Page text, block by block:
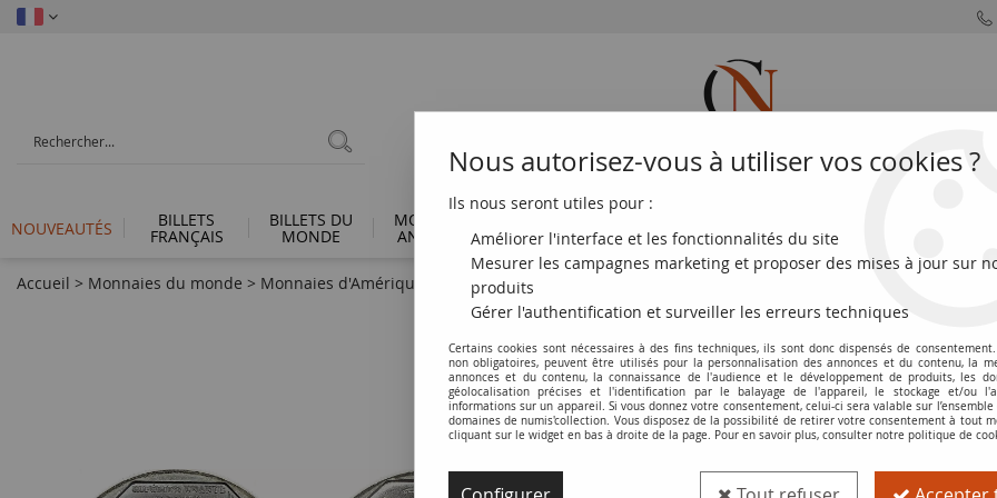
NOUVEAUTÉS BILLETS
FRANÇAIS
BILLETS DU
MONDE
MONNAIES
ANTIQUES FRANÇAISES DU MONDE EUROS
Accueil > Monnaies du monde > Monnaies d'Amérique Pérou >Pérou 1 Sol - Hipólito Unanue y Pavón - 2021
Pièce Pérou 1 Sol - Hipólito Unanue y
Réf. :20303950
Nous autorisez-vous à utiliser vos cookies ?
Ils nous seront utiles pour :
Améliorer l'interface et les fonctionnalités du site
Mesurer les campagnes marketing et proposer des mises à jour sur
produits
Gérer l'authentification et surveiller les erreurs techniques
Certains cookies sont nécessaires à des fins techniques, ils sont donc dispensés de
non obligatoires, peuvent être utilisés pour la personnalisation des annonces et du contenu, la
annonces et du contenu, la connaissance de l'audience et le développement de produits, les
géolocalisation précises et l'identification par le balayage de l'appareil, le stockage et/ou
informations sur un appareil. Si vous donnez votre consentement, celui-ci sera valable sur l’ensemble
domaines de numis'collection. Vous disposez de la possibilité de retirer votre consentement à tout
cliquant sur le widget en bas à droite de la page. Pour en savoir plus, consulter notre politique de